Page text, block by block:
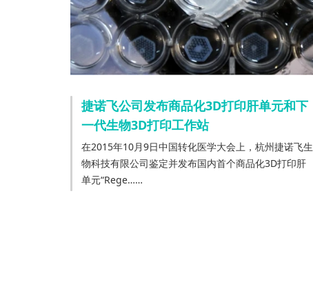
捷诺飞公司发布商品化3D打印肝单元和下
一代生物3D打印工作站
在2015年10月9日中国转化医学大会上，杭州捷诺飞生
物科技有限公司鉴定并发布国内首个商品化3D打印肝
单元“Rege……